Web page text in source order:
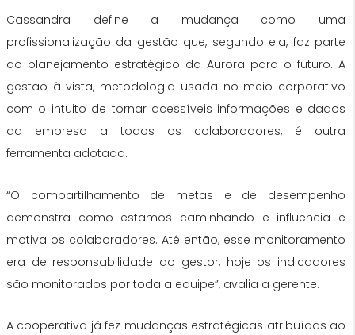
Cassandra define a mudança como uma
profissionalização da gestão que, segundo ela, faz parte
do planejamento estratégico da Aurora para o futuro. A
gestão à vista, metodologia usada no meio corporativo
com o intuito de tornar acessíveis informações e dados
da empresa a todos os colaboradores, é outra
ferramenta adotada.
“O compartilhamento de metas e de desempenho
demonstra como estamos caminhando e influencia e
motiva os colaboradores. Até então, esse monitoramento
era de responsabilidade do gestor, hoje os indicadores
são monitorados por toda a equipe”, avalia a gerente.
A cooperativa já fez mudanças estratégicas atribuídas ao